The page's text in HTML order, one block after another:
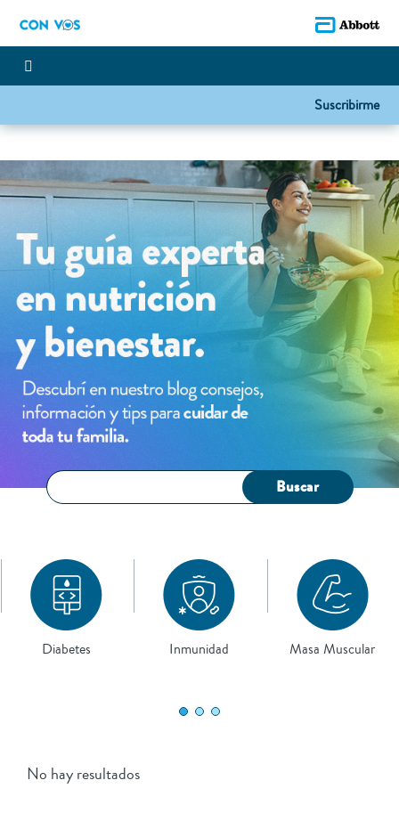
Suscribirme
Diabetes Inmunidad Masa Muscular
Buscar
No hay resultados